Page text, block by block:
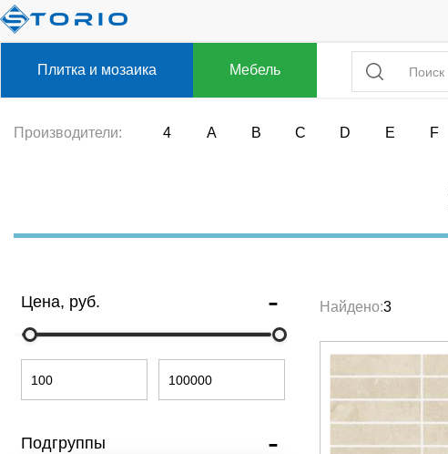
Плитка и мозаика Мебель
Производители: 4 A B C D E F
Цена, руб.
Подгруппы
Найдено:3